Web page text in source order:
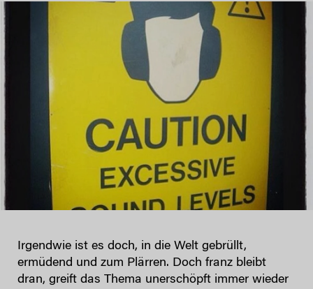
Irgendwie ist es doch, in die Welt gebrüllt,
ermüdend und zum Plärren. Doch franz bleibt
dran, greift das Thema unerschöpft immer wieder